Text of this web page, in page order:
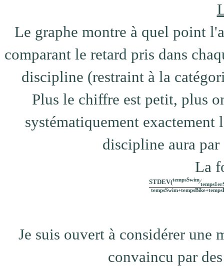
Le graphe montre à quel point
comparant le retard pris dans
discipline (restraint à la
Plus le chiffre est petit, plus
systématiquement exactement
discipline aura
La
STDEV(tempsSwim⁄
Je suis ouvert à considérer
convaincu par